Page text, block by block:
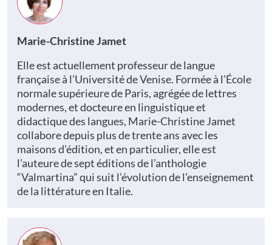
Marie-Christine Jamet
Elle est actuellement professeur de langue
française à l’Université de Venise. Formée à l’École
normale supérieure de Paris, agrégée de lettres
modernes, et docteure en linguistique et
didactique des langues, Marie-Christine Jamet
collabore depuis plus de trente ans avec les
maisons d’édition, et en particulier, elle est
l’auteure de sept éditions de l’anthologie
“Valmartina” qui suit l’évolution de l’enseignement
de la littérature en Italie.